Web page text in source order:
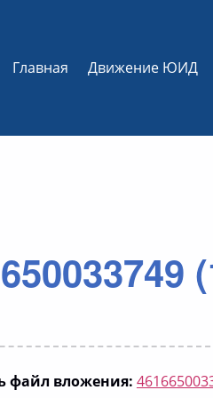
Главная Движение ЮИД
файл вложения: